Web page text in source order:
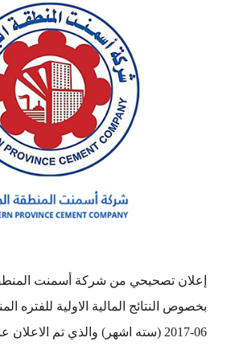
إعلان تصحيحي من شركة أسمنت
06-2017 (سته اشهر) والذي تم